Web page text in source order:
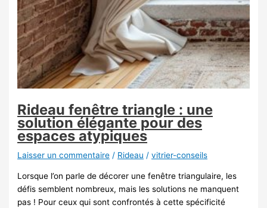
Rideau fenêtre triangle : une
solution élégante pour des
espaces atypiques
Laisser un commentaire / Rideau /vitrier-conseils
Lorsque l’on parle de décorer une fenêtre triangulaire, les
défis semblent nombreux, mais les solutions ne manquent
pas ! Pour ceux qui sont confrontés à cette spécificité